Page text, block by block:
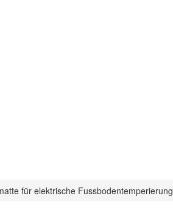
für elektrische Fussbodentemperierung